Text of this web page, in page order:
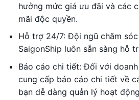
hưởng mức giá ưu đãi và các
mãi độc quyền.
Hỗ trợ 24/7: Đội ngũ chăm
SaigonShip luôn sẵn sàng hỗ
Báo cáo chi tiết: Đối với
cung cấp báo cáo chi tiết về
bạn dễ dàng quản lý hoạt